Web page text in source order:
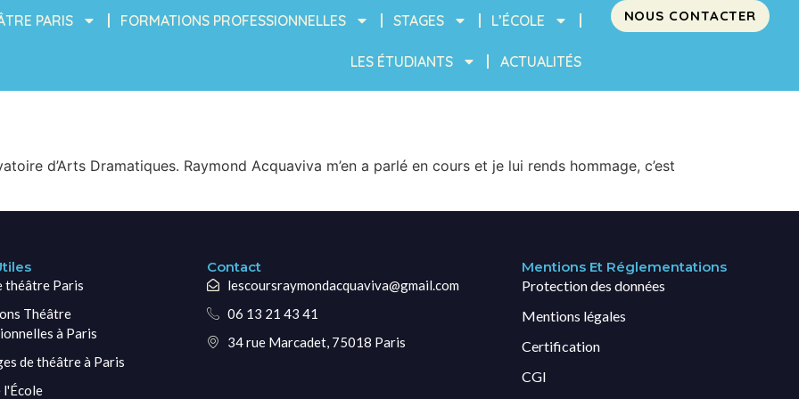
PARIS FORMATIONS PROFESSIONNELLES STAGES L’ÉCOLE
LES ÉTUDIANTS ACTUALITÉS
NOUS CONTACTER
d’Arts Dramatiques. Raymond Acquaviva m’en a parlé en cours et je lui rends hommage, c’est
théâtre Paris
Théâtre
à Paris
de théâtre à Paris
l'École
Contact
lescoursraymondacquaviva@gmail.com
06 13 21 43 41
34 rue Marcadet, 75018 Paris
Mentions Et Réglementations
Protection des données
Mentions légales
Certification
CGI